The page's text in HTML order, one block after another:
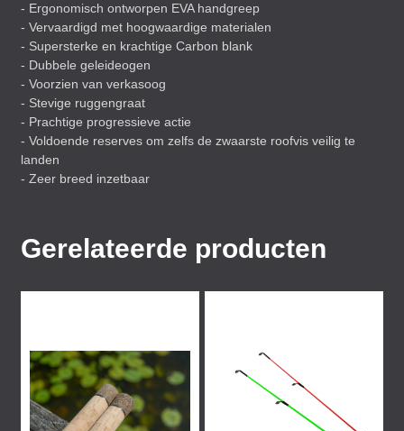
- Ergonomisch ontworpen EVAhandgreep
- Vervaardigd met hoogwaardige materialen
- Supersterke en krachtige Carbon blank
- Dubbele geleideogen
- Voorzien van verkasoog
- Stevige ruggengraat
- Prachtige progressieve actie
- Voldoende reserves om zelfs de zwaarste roofvis veilig te
landen
- Zeer breed inzetbaar
Gerelateerde producten